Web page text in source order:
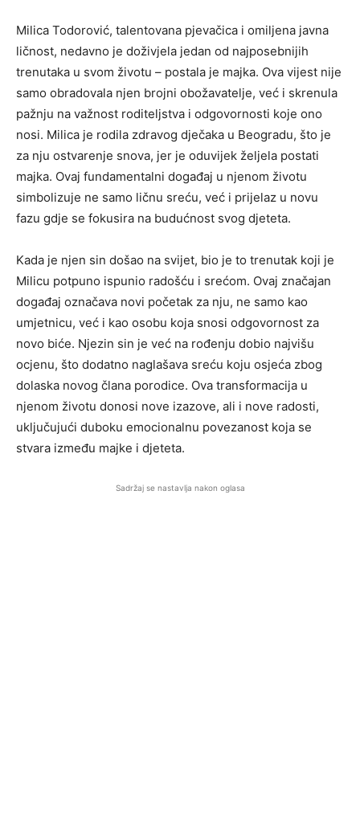
Milica Todorović, talentovana pjevačica i omiljena javna
ličnost, nedavno je doživjela jedan od najposebnijih
trenutaka u svom životu – postala je majka. Ova vijest nije
samo obradovala njen brojni obožavatelje, već i skrenula
pažnju na važnost roditeljstva i odgovornosti koje ono
nosi. Milica je rodila zdravog dječaka u Beogradu, što je
za nju ostvarenje snova, jer je oduvijek željela postati
majka. Ovaj fundamentalni događaj u njenom životu
simbolizuje ne samo ličnu sreću, već i prijelaz u novu
fazu gdje se fokusira na budućnost svog djeteta.
Kada je njen sin došao na svijet, bio je to trenutak koji je
Milicu potpuno ispunio radošću i srećom. Ovaj značajan
događaj označava novi početak za nju, ne samo kao
umjetnicu, već i kao osobu koja snosi odgovornost za
novo biće. Njezin sin je već na rođenju dobio najvišu
ocjenu, što dodatno naglašava sreću koju osjeća zbog
dolaska novog člana porodice. Ova transformacija u
njenom životu donosi nove izazove, ali i nove radosti,
uključujući duboku emocionalnu povezanost koja se
stvara između majke i djeteta.
Sadržaj se nastavlja nakon oglasa